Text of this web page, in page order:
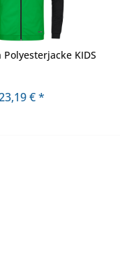
Polyesterjacke KIDS
€ *